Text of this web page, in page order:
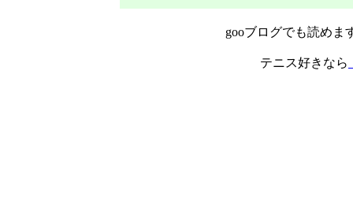
gooブログでも読めま
テニス好きなら